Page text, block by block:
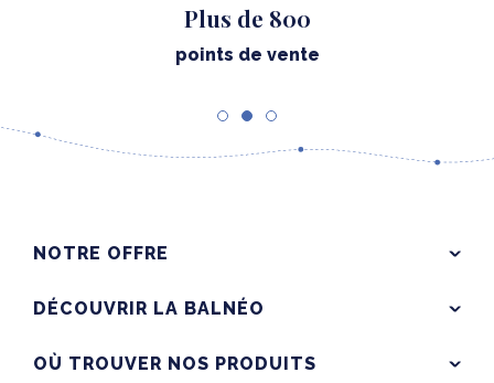
Plus de 800
points de vente
NOTRE OFFRE
DÉCOUVRIR LA BALNÉO
OÙ TROUVER NOS PRODUITS